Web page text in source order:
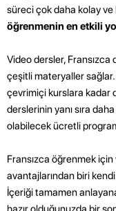
süreci çok daha kolay
öğrenmenin en etkili
Video dersler,
çeşitli materyaller
çevrimiçi kurslara kadar
derslerinin yanı sıra
olabilecek ücretli
Fransızca öğrenmek
avantajlarından biri
İçeriği tamamen